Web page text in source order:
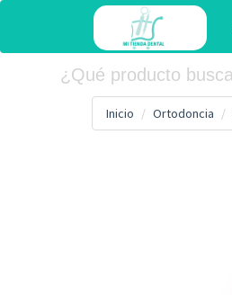
Inicio Ortodoncia